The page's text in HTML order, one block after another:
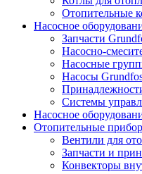
Отопительные
Насосное
Запчасти
Насосно-
Насосные
Насосы
Системы
Насосное
Отопительные
Вентили для
Запчасти и
Конвекторы